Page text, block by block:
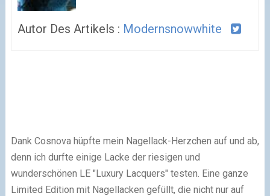
Autor Des Artikels : Modernsnowwhite
Dank Cosnova hüpfte mein Nagellack-Herzchen auf und ab,
denn ich durfte einige Lacke der riesigen und
wunderschönen LE "Luxury Lacquers" testen. Eine ganze
Limited Edition mit Nagellacken gefüllt, die nicht nur auf